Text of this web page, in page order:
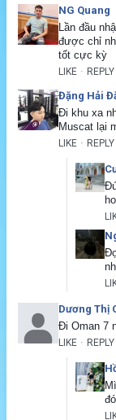
NG Quang
Lần đầu
được chỉ
tốt cực kỳ
LIKE · REPLY
Đặng Hải
Đi khu xa
Muscat lại
LIKE · REPLY
Dương Thị
Đi Oman 7
LIKE · REPLY